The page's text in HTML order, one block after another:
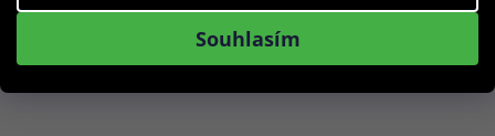
Souhlasím
Podobné produkty